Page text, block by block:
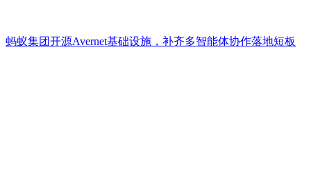
蚂蚁集团开源Avernet基础设施，补齐多智能体协作落地短板